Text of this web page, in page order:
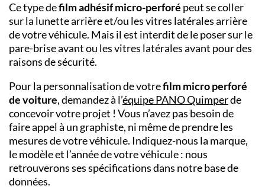
Ce type defilm adhésifmicro-perforé peut se coller
sur la lunette arrière et/ou les vitres latérales arrière
de votre véhicule. Mais il est interdit de le poser sur le
pare-brise avant ou les vitres latérales avant pour des
raisons de sécurité.
Pour la personnalisation de votrefilm micro perforé
de voiture, demandez à l’équipe PANOQuimperde
concevoir votre projet ! Vous n’avez pas besoin de
faire appel à un graphiste, ni même de prendre les
mesures de votre véhicule. Indiquez-nous la marque,
le modèle et l’année de votre véhicule : nous
retrouverons ses spécifications dans notre base de
données.